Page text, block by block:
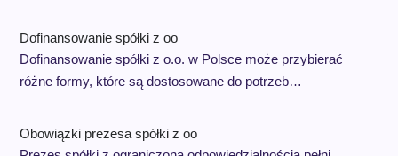
Dofinansowanie spółki z oo
Dofinansowanie spółki z o.o. w Polsce może przybierać
różne formy, które są dostosowane do potrzeb…
Obowiązki prezesa spółki z oo